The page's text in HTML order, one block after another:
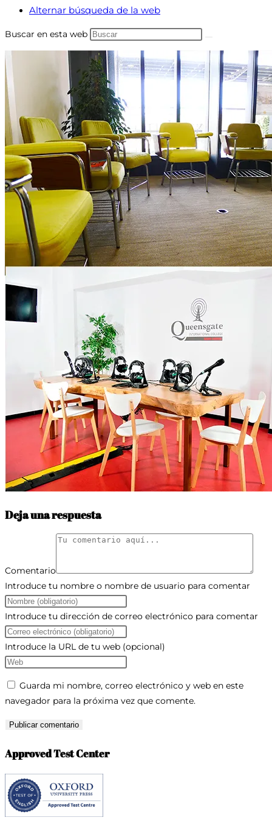
Alternar búsqueda de la web
Buscar en esta web
Deja una respuesta
Comentario
Introduce tu nombre o nombre de usuario para comentar
Introduce tu dirección de correo electrónico para comentar
Introduce la URL de tu web (opcional)
Guarda mi nombre, correo electrónico y web en este
navegador para la próxima vez que comente.
Approved Test Center